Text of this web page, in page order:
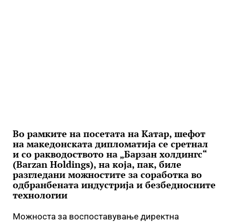
Во рамките на посетата на Катар, шефот
на македонската дипломатија се сретнал
и со ракводоството на „Барзан холдингс“
(Barzan Holdings), на која, пак, биле
разгледани можностите за соработка во
одбранбената индустрија и безбедносните
технологии
Можноста за воспоставување директна